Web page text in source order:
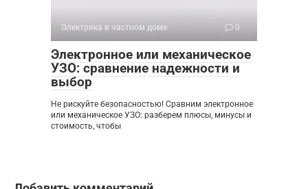
Электрика в частном доме 0
Электронное или механическое
УЗО: сравнение надежности и
выбор
Не рискуйте безопасностью! Сравним электронное
или механическое УЗО: разберем плюсы, минусы и
стоимость, чтобы